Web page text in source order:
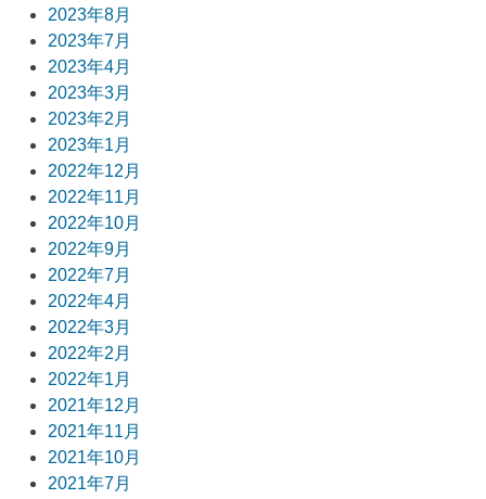
2023年8月
2023年7月
2023年4月
2023年3月
2023年2月
2023年1月
2022年12月
2022年11月
2022年10月
2022年9月
2022年7月
2022年4月
2022年3月
2022年2月
2022年1月
2021年12月
2021年11月
2021年10月
2021年7月